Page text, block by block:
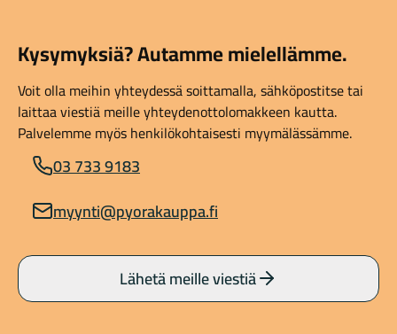
Kysymyksiä? Autamme mielellämme.
Voit olla meihin yhteydessä soittamalla, sähköpostitse tai
laittaa viestiä meille yhteydenottolomakkeen kautta.
Palvelemme myös henkilökohtaisesti myymälässämme.
03 733 9183
myynti@pyorakauppa.fi
Lähetä meille viestiä